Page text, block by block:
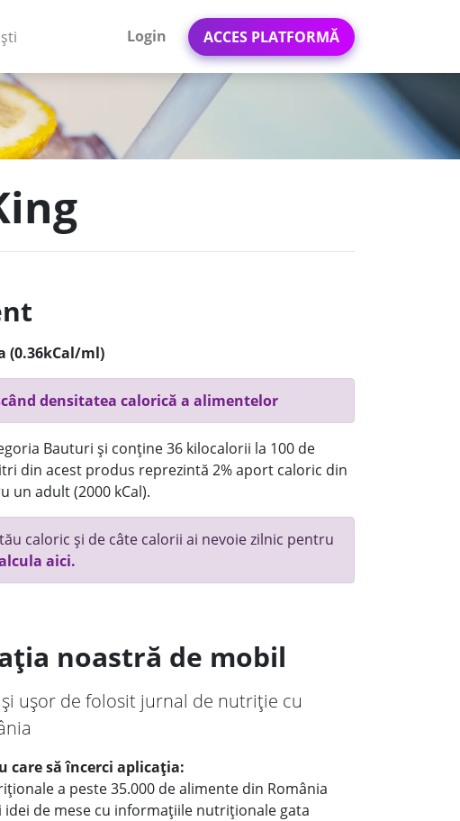
Login ACCES PLATFORMĂ
(0.36kCal/ml)
densitatea calorică a alimentelor
Bauturi și conține 36 kilocalorii la 100 de
din acest produs reprezintă 2% aport caloric din
un adult (2000 kCal).
caloric și de câte calorii ai nevoie zilnic pentru
aici.
noastră de mobil
ușor de folosit jurnal de nutriție cu
care să încerci aplicația:
a peste 35.000 de alimente din România
idei de mese cu informațiile nutriționale gata